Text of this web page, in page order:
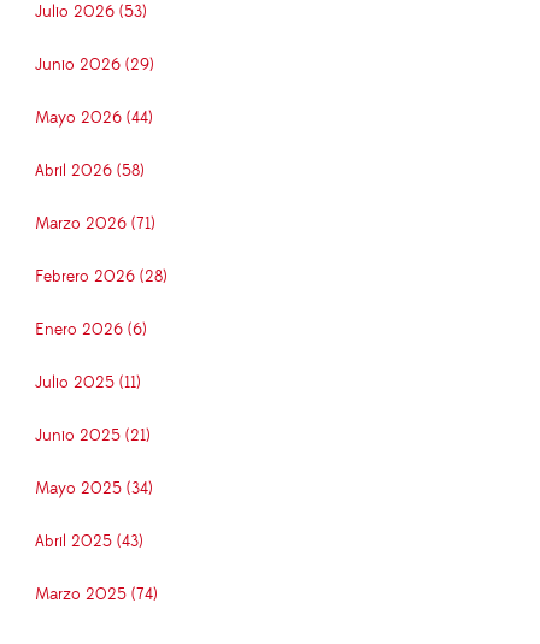
Julio 2026 (53)
Junio 2026 (29)
Mayo 2026 (44)
Abril 2026 (58)
Marzo 2026 (71)
Febrero 2026 (28)
Enero 2026 (6)
Julio 2025 (11)
Junio 2025 (21)
Mayo 2025 (34)
Abril 2025 (43)
Marzo 2025 (74)